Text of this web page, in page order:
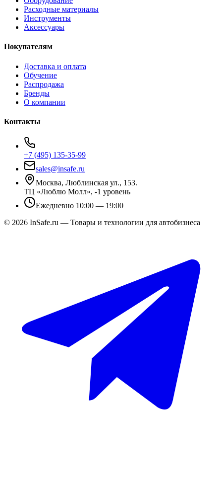
Расходные материалы
Инструменты
Аксессуары
Покупателям
Доставка и оплата
Обучение
Распродажа
Бренды
О компании
Контакты
+7 (495) 135-35-99
sales@insafe.ru
Москва, Люблинская ул., 153.
ТЦ «Люблю Молл», -1 уровень
Ежедневно 10:00 — 19:00
© 2026 InSafe.ru — Товары и технологии для автобизнеса